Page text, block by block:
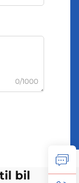
0/1000
bil